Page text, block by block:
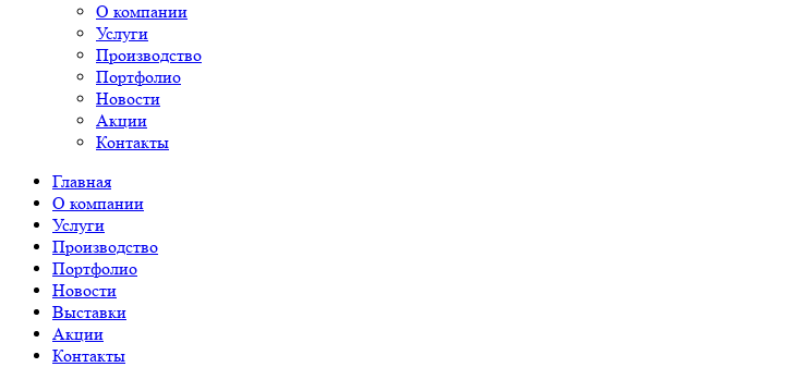
О компании
Услуги
Производство
Портфолио
Новости
Акции
Контакты
Главная
О компании
Услуги
Производство
Портфолио
Новости
Выставки
Акции
Контакты